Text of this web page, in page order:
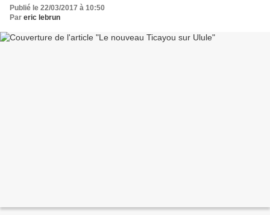
Publié le 22/03/2017 à 10:50
Par eric lebrun